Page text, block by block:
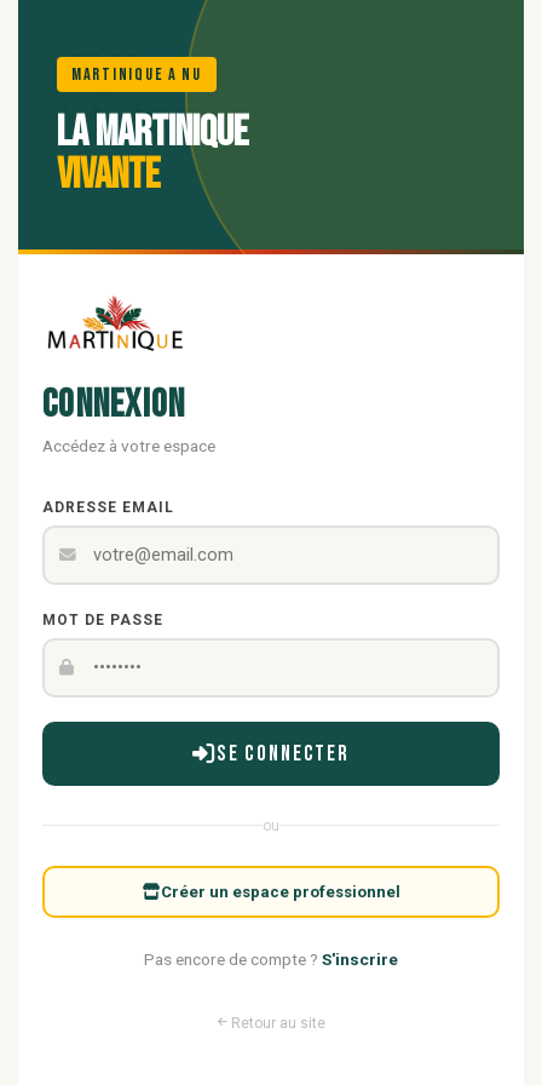
🌺
Martinique A Nu
La Martinique
vivante
Connexion
Accédez à votre espace
ADRESSE EMAIL
MOT DE PASSE
Se connecter
ou
Créer un espace professionnel
Pas encore de compte ? S'inscrire
Retour au site